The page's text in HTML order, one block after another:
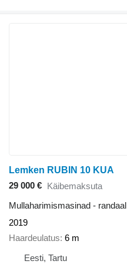
Lemken RUBIN 10 KUA
29 000 € Käibemaksuta
Mullaharimismasinad - randaal
2019
Haardeulatus 6 m
Eesti, Tartu